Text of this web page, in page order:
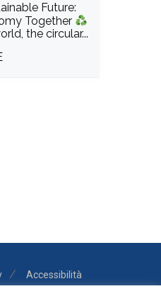
Future:
Together
the circular...
Accessibilità